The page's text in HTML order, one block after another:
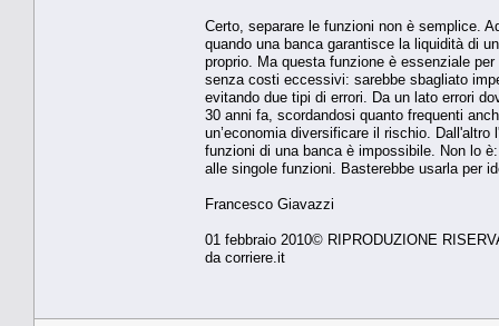
Certo, separare le funzioni non è semplice.
quando una banca garantisce la liquidità di
proprio. Ma questa funzione è essenziale
senza costi eccessivi: sarebbe sbagliato
evitando due tipi di errori. Da un lato errori
30 anni fa, scordandosi quanto frequenti
un’economia diversificare il rischio.
funzioni di una banca è impossibile. Non lo
alle singole funzioni. Basterebbe usarla per
Francesco Giavazzi
01 febbraio 2010© RIPRODUZIONE
da corriere.it